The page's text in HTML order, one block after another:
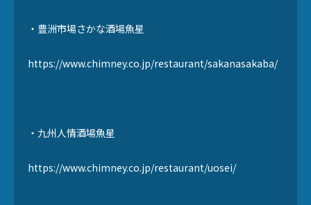
・豊洲市場さかな酒場魚星
https://www.chimney.co.jp/restaurant/sakanasakaba/
・九州人情酒場魚星
https://www.chimney.co.jp/restaurant/uosei/